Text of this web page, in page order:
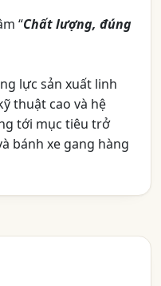
“Chất lượng, đúng
lực sản xuất linh
thuật cao và hệ
tới mục tiêu trở
bánh xe gang hàng